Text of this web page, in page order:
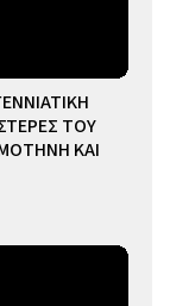
ΤΟΥ
ΚΑΙ